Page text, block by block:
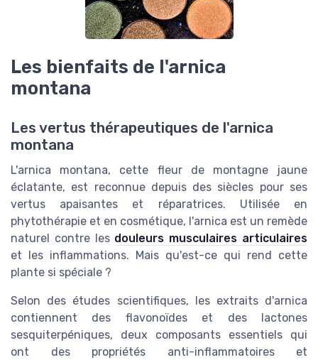
Les bienfaits de l'arnica
montana
Les vertus thérapeutiques de l'arnica
montana
L'arnica montana, cette fleur de montagne jaune
éclatante, est reconnue depuis des siècles pour ses
vertus apaisantes et réparatrices. Utilisée en
phytothérapie et en cosmétique, l'arnica est un remède
naturel contre les douleurs musculaires articulaires
et les inflammations. Mais qu'est-ce qui rend cette
plante si spéciale ?
Selon des études scientifiques, les extraits d'arnica
contiennent des flavonoïdes et des lactones
sesquiterpéniques, deux composants essentiels qui
ont des propriétés anti-inflammatoires et